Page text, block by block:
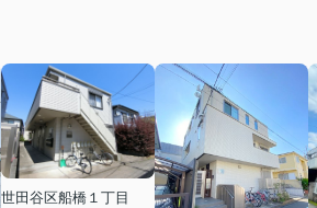
世田谷区船橋１丁目